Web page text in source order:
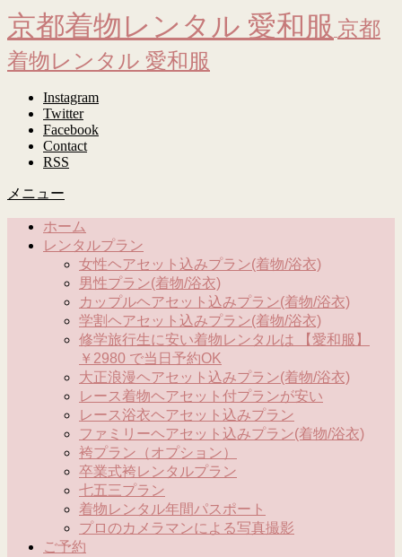
京都着物レンタル 愛和服 京都
着物レンタル 愛和服
Instagram
Twitter
Facebook
Contact
RSS
メニュー
ホーム
レンタルプラン
女性ヘアセット込みプラン(着物/浴衣)
男性プラン(着物/浴衣)
カップルヘアセット込みプラン(着物/浴衣)
学割ヘアセット込みプラン(着物/浴衣)
修学旅行生に安い着物レンタルは 【愛和服】
￥2980 で当日予約OK
大正浪漫ヘアセット込みプラン(着物/浴衣)
レース着物ヘアセット付プランが安い
レース浴衣ヘアセット込みプラン
ファミリーヘアセット込みプラン(着物/浴衣)
袴プラン（オプション）
卒業式袴レンタルプラン
七五三プラン
着物レンタル年間パスポート
プロのカメラマンによる写真撮影
ご予約